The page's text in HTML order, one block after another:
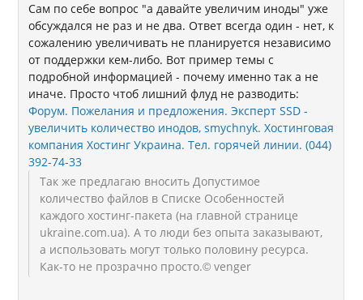
Сам по себе вопрос "а давайте увеличим иноды" уже
обсуждался не раз и не два. Ответ всегда один - нет, к
сожалению увеличивать не планируется независимо
от поддержки кем-либо. Вот пример темы с
подробной информацией - почему именно так а не
иначе. Просто чтоб лишний флуд не разводить:
Форум. Пожелания и предложения. Эксперт SSD -
увеличить количество инодов, smychnyk. Хостинговая
компания Хостинг Украина. Тел. горячей линии. (044)
392-74-33
Так же предлагаю вносить Допустимое
количество файлов в Списке Особенностей
каждого хостинг-пакета (на главной странице
ukraine.com.ua). А то люди без опыта заказывают,
а использовать могут только половину ресурса.
Как-то не прозрачно просто.© venger